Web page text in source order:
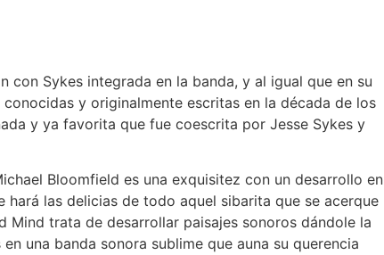
con Sykes integrada en la banda, y al igual que en su
y originalmente escritas en la década de los
y ya favorita que fue coescrita por Jesse Sykes y
Bloomfield es una exquisitez con un desarrollo en
las delicias de todo aquel sibarita que se acerque
Mind trata de desarrollar paisajes sonoros dándole la
una banda sonora sublime que auna su querencia